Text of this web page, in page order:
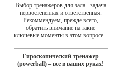
Выбор тренажеров для зала - задача
первостепенная и ответственная.
Рекоммендуем, прежде всего,
обратить внимание на такие
ключевые моменты в этом вопросе...
Гироскопический тренажер
(powerball) – все в ваших руках!